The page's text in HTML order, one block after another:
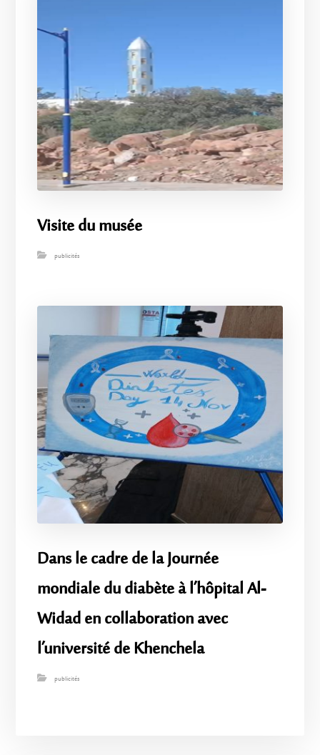
Visite du musée
publicités
Dans le cadre de la Journée
mondiale du diabète à l’hôpital Al-
Widad en collaboration avec
l’université de Khenchela
publicités